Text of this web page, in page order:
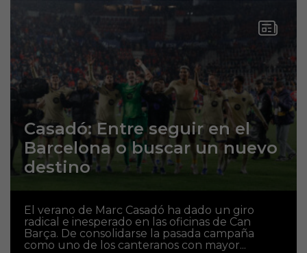
Casadó: Entre seguir en el
Barcelona o buscar un nuevo
destino
El verano de Marc Casadó ha dado un giro
radical e inesperado en las oficinas de Can
Barça. De consolidarse la pasada campaña
como uno de los canteranos con mayor...